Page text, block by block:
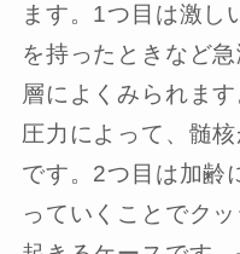
ます。1つ目は激し
を持ったときなど
層によくみられま
圧力によって、髄
です。2つ目は加齢
っていくことでク